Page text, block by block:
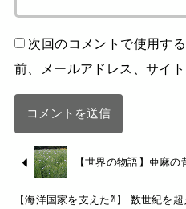
次回のコメントで使用す
前、メールアドレス、サイト
【世界の物語】亜麻の
【海洋国家を支えた⁈】 数世紀を